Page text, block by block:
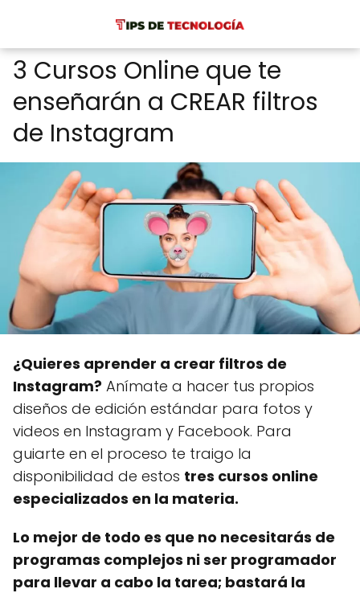
3 Cursos Online que te
enseñarán a CREAR filtros
de Instagram
¿Quieres aprender a crear filtros de
Instagram? Anímate a hacer tus propios
diseños de edición estándar para fotos y
videos en Instagram y Facebook. Para
guiarte en el proceso te traigo la
disponibilidad de estos tres cursos online
especializados en la materia.
Lo mejor de todo es que no necesitarás de
programas complejos ni ser programador
para llevar a cabo la tarea; bastará la